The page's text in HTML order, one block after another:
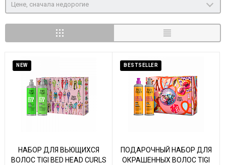
Цене, сначала недорогие
NEW
НАБОР ДЛЯ ВЬЮЩИХСЯ
ВОЛОС TIGI BED HEAD CURLS
BESTSELLER
ПОДАРОЧНЫЙ НАБОР ДЛЯ
ОКРАШЕННЫХ ВОЛОС TIGI